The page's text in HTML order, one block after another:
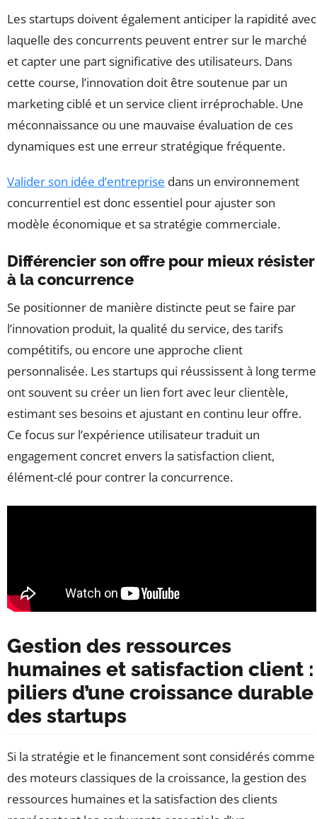
Les startups doivent également anticiper la rapidité avec
laquelle des concurrents peuvent entrer sur le marché
et capter une part significative des utilisateurs. Dans
cette course, l’innovation doit être soutenue par un
marketing ciblé et un service client irréprochable. Une
méconnaissance ou une mauvaise évaluation de ces
dynamiques est une erreur stratégique fréquente.
Valider son idée d’entreprise dans un environnement
concurrentiel est donc essentiel pour ajuster son
modèle économique et sa stratégie commerciale.
Différencier son offre pour mieux résister
à la concurrence
Se positionner de manière distincte peut se faire par
l’innovation produit, la qualité du service, des tarifs
compétitifs, ou encore une approche client
personnalisée. Les startups qui réussissent à long terme
ont souvent su créer un lien fort avec leur clientèle,
estimant ses besoins et ajustant en continu leur offre.
Ce focus sur l’expérience utilisateur traduit un
engagement concret envers la satisfaction client,
élément-clé pour contrer la concurrence.
Gestion des ressources
humaines et satisfaction client :
piliers d’une croissance durable
des startups
Si la stratégie et le financement sont considérés comme
des moteurs classiques de la croissance, la gestion des
ressources humaines et la satisfaction des clients